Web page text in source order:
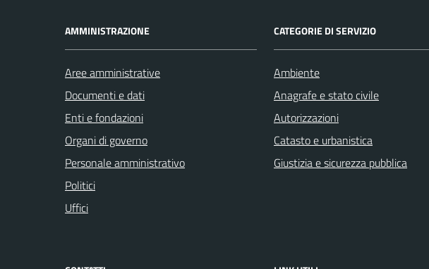
AMMINISTRAZIONE
Aree amministrative
Documenti e dati
Enti e fondazioni
Organi di governo
Personale amministrativo
Politici
Uffici
CATEGORIE DI SERVIZIO
Ambiente
Anagrafe e stato civile
Autorizzazioni
Catasto e urbanistica
Giustizia e sicurezza pubblica